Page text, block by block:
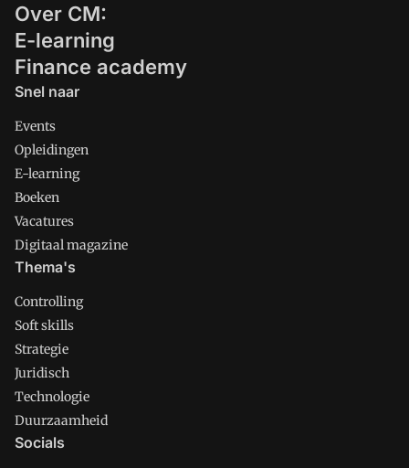
Over CM:
E-learning
Finance academy
Snel naar
Events
Opleidingen
E-learning
Boeken
Vacatures
Digitaal magazine
Thema's
Controlling
Soft skills
Strategie
Juridisch
Technologie
Duurzaamheid
Socials